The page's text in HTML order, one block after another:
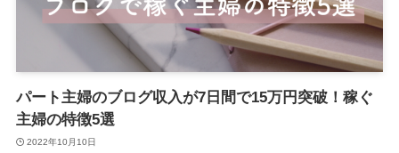
パート主婦のブログ収入が7日間で15万円突破！稼ぐ
主婦の特徴5選
2022年10月10日